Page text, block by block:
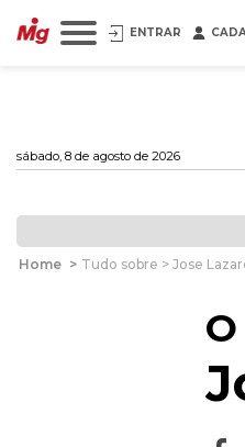
ENTRAR
sábado, 8 de agosto de 2026
Home > Tudo sobre > Jose